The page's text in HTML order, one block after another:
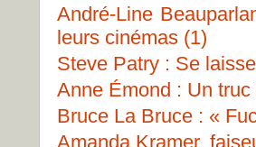
André-Line
leurs cinémas (1)
Steve Patry : Se
Anne Émond : Un
Bruce La Bruce : «
Amanda Kramer,